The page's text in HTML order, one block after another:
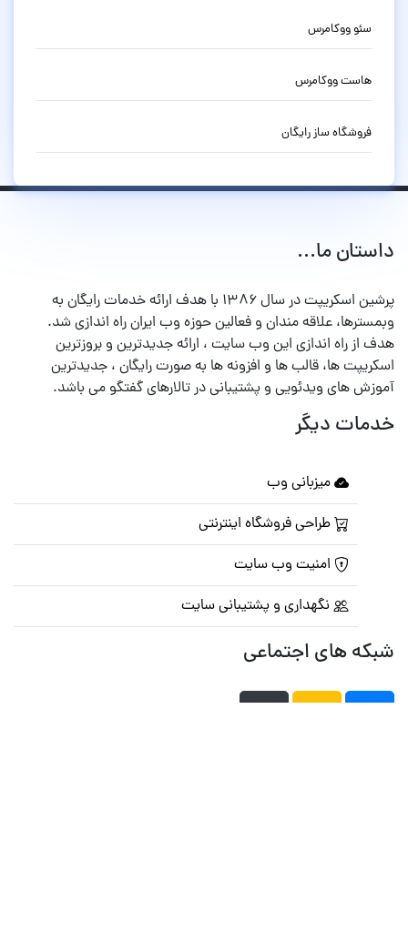
سئو ووکامرس
هاست ووکامرس
فروشگاه ساز رایگان
داستان ما...
پرشین اسکریپت در سال ۱۳۸۶ با هدف ارائه خدمات رایگان به
وبمسترها، علاقه مندان و فعالین حوزه وب ایران راه اندازی شد.
هدف از راه اندازی این وب سایت ، ارائه جدیدترین و بروزترین
اسکریپت ها، قالب ها و افزونه ها به صورت رایگان ، جدیدترین
آموزش های ویدئویی و پشتیبانی در تالارهای گفتگو می باشد.
خدمات دیگر
میزبانی وب
طراحی فروشگاه اینترنتی
امنیت وب سایت
نگهداری و پشتیبانی سایت
شبکه های اجتماعی